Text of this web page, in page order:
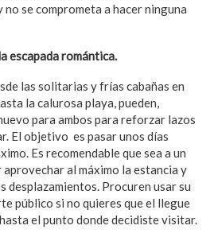
se comprometa a hacer ninguna
escapada romántica.
las solitarias y frías cabañas en
la calurosa playa, pueden,
para ambos para reforzar lazos
El objetivo es pasar unos días
Es recomendable que sea a un
al máximo la estancia y
desplazamientos. Procuren usar su
público si no quieres que el llegue
el punto donde decidiste visitar.